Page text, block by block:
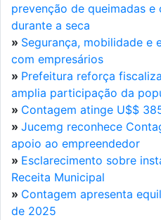
prevenção de queimadas
durante a seca
» Segurança, mobilidade e
com empresários
» Prefeitura reforça
amplia participação da
» Contagem atinge U$$
» Jucemg reconhece
apoio ao empreendedor
» Esclarecimento sobre
Receita Municipal
» Contagem apresenta
de 2025